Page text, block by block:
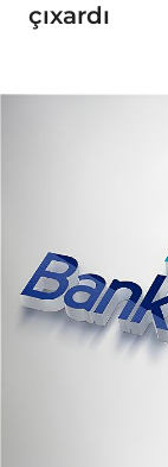
çıxardı